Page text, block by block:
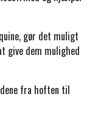
gør det muligt
give dem mulighed
fra hoften til